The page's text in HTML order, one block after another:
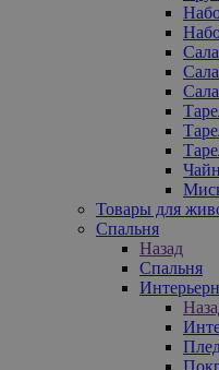
Товары для
Спальня
Назад
Спальня